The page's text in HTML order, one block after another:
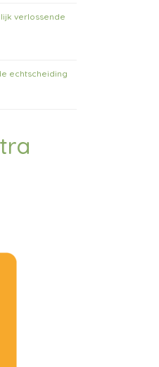
verlossende
echtscheiding